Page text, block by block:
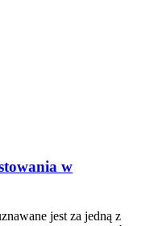
w
jest za jedną z